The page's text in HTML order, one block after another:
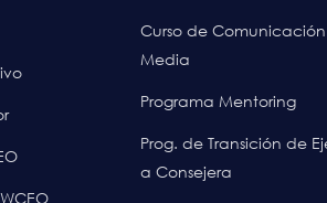
Curso de
Media
Programa Mentoring
Prog. de Transición de
a Consejera